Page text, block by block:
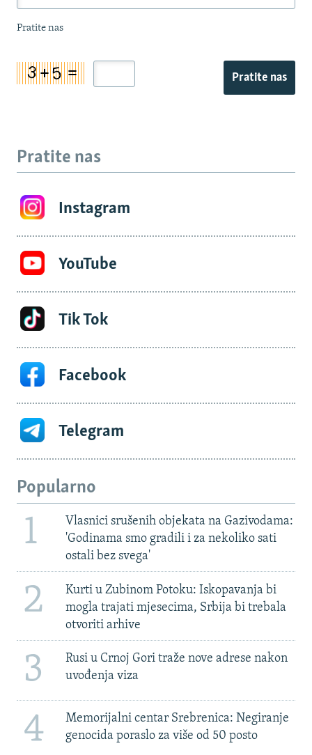
Pratite nas
Pratite nas
Pratite nas
Instagram
YouTube
Tik Tok
Facebook
Telegram
Popularno
1
Vlasnici srušenih objekata na Gazivodama:
'Godinama smo gradili i za nekoliko sati
ostali bez svega'
2
Kurti u Zubinom Potoku: Iskopavanja bi
mogla trajati mjesecima, Srbija bi trebala
otvoriti arhive
3
Rusi u Crnoj Gori traže nove adrese nakon
uvođenja viza
4
Memorijalni centar Srebrenica: Negiranje
genocida poraslo za više od 50 posto